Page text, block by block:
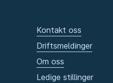
Kontakt oss
Driftsmeldinger
Om oss
Ledige stillinger